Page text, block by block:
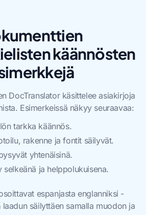
käännösten
DocTranslator käsittelee asiakirjoja
Esimerkeissä näkyy seuraavaa:
tarkka käännös.
rakenne ja fontit säilyvät.
yhtenäisinä.
ja helppolukuisena.
espanjasta englanniksi -
säilyttäen samalla muodon ja